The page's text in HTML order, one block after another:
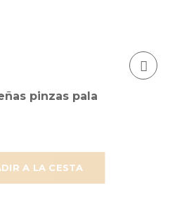
A LA CESTA
pinzas pala